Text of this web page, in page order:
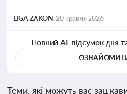
LIGA ZAKON, 20 травня 2026
Повний AI-підсумок дня
Теми, які можуть вас